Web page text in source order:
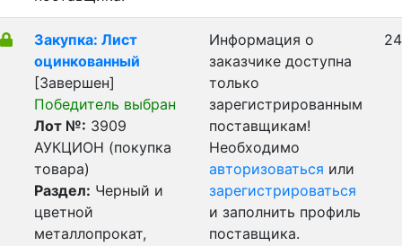
Закупка: Лист
оцинкованный
[Завершен]
Победитель выбран
Лот №: 3909
АУКЦИОН (покупка
товара)
Раздел: Черный и
цветной
металлопрокат,
Информация о
заказчике доступна
только
зарегистрированным
поставщикам!
Необходимо
авторизоваться или
зарегистрироваться
и заполнить профиль
поставщика.